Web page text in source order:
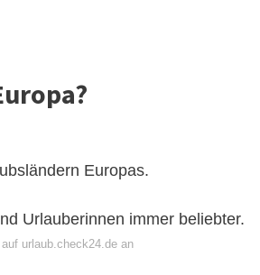
Europas.
Urlauberinnen immer beliebter.
urlaub.check24.de an